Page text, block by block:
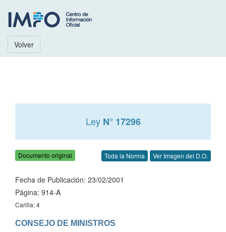
Volver
Ley N° 17296
Documento original Toda la Norma Ver Imagen del D.O.
Fecha de Publicación: 23/02/2001
Página: 914-A
Carilla: 4
CONSEJO DE MINISTROS